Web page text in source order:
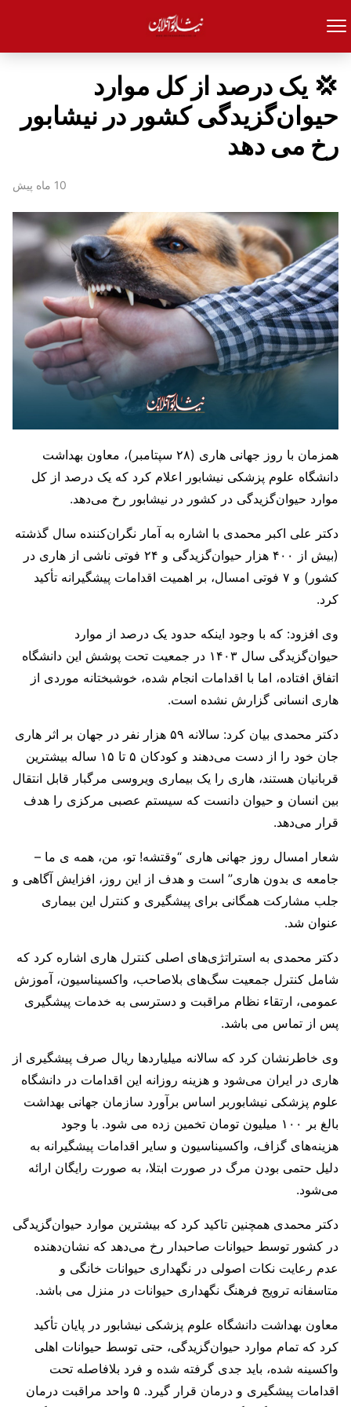
💢 یک درصد از کل موارد
حیوان‌گزیدگی کشور در نیشابور
رخ می دهد
10 ماه پیش
همزمان با روز جهانی هاری (۲۸ سپتامبر)، معاون بهداشت
دانشگاه علوم پزشکی نیشابور اعلام کرد که یک درصد از کل
موارد حیوان‌گزیدگی در کشور در نیشابور رخ می‌دهد.
دکتر علی اکبر محمدی با اشاره به آمار نگران‌کننده سال گذشته
(بیش از ۴۰۰ هزار حیوان‌گزیدگی و ۲۴ فوتی ناشی از هاری در
کشور) و ۷ فوتی امسال، بر اهمیت اقدامات پیشگیرانه تأکید
کرد.
وی افزود: که با وجود اینکه حدود یک درصد از موارد
حیوان‌گزیدگی سال ۱۴۰۳ در جمعیت تحت پوشش این دانشگاه
اتفاق افتاده، اما با اقدامات انجام شده، خوشبختانه موردی از
هاری انسانی گزارش نشده است.
دکتر محمدی بیان کرد: سالانه ۵۹ هزار نفر در جهان بر اثر هاری
جان خود را از دست می‌دهند و کودکان ۵ تا ۱۵ ساله بیشترین
قربانیان هستند، هاری را یک بیماری ویروسی مرگبار قابل انتقال
بین انسان و حیوان دانست که سیستم عصبی مرکزی را هدف
قرار می‌دهد.
شعار امسال روز جهانی هاری “وقتشه! تو، من، همه ی ما –
جامعه ی بدون هاری” است و هدف از این روز، افزایش آگاهی و
جلب مشارکت همگانی برای پیشگیری و کنترل این بیماری
عنوان شد.
دکتر محمدی به استراتژی‌های اصلی کنترل هاری اشاره کرد که
شامل کنترل جمعیت سگ‌های بلاصاحب، واکسیناسیون، آموزش
عمومی، ارتقاء نظام مراقبت و دسترسی به خدمات پیشگیری
پس از تماس می باشد.
وی خاطرنشان کرد که سالانه میلیاردها ریال صرف پیشگیری از
هاری در ایران می‌شود و هزینه روزانه این اقدامات در دانشگاه
علوم پزشکی نیشابوربر اساس برآورد سازمان جهانی بهداشت
بالغ بر ۱۰۰ میلیون تومان تخمین زده می شود. با وجود
هزینه‌های گزاف، واکسیناسیون و سایر اقدامات پیشگیرانه به
دلیل حتمی بودن مرگ در صورت ابتلا، به صورت رایگان ارائه
می‌شود.
دکتر محمدی همچنین تاکید کرد که بیشترین موارد حیوان‌گزیدگی
در کشور توسط حیوانات صاحبدار رخ می‌دهد که نشان‌دهنده
عدم رعایت نکات اصولی در نگهداری حیوانات خانگی و
متاسفانه ترویج فرهنگ نگهداری حیوانات در منزل می باشد.
معاون بهداشت دانشگاه علوم پزشکی نیشابور در پایان تأکید
کرد که تمام موارد حیوان‌گزیدگی، حتی توسط حیوانات اهلی
واکسینه شده، باید جدی گرفته شده و فرد بلافاصله تحت
اقدامات پیشگیری و درمان قرار گیرد. ۵ واحد مراقبت درمان